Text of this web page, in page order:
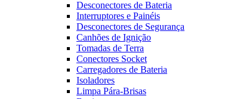
Desconectores de Bateria
Interruptores e Painéis
Desconectores de Segurança
Canhões de Ignição
Tomadas de Terra
Conectores Socket
Carregadores de Bateria
Isoladores
Limpa Pára-Brisas